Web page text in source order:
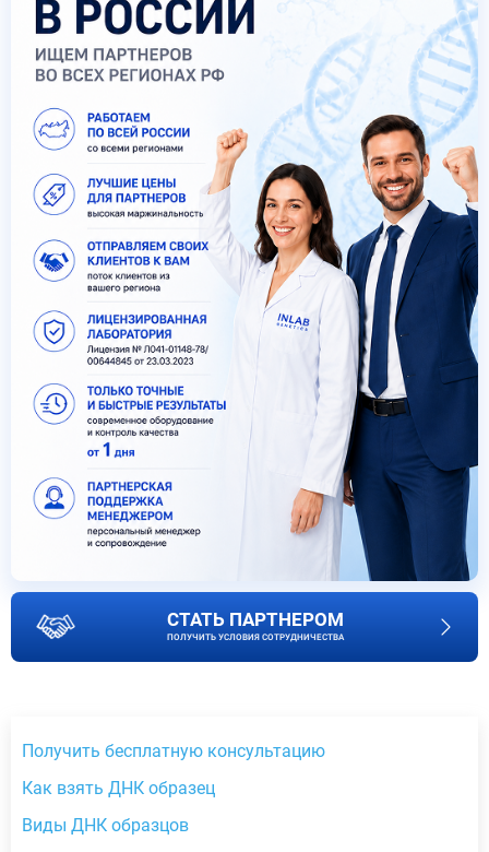
СТАТЬ ПАРТНЕРОМ
ПОЛУЧИТЬ УСЛОВИЯ СОТРУДНИЧЕСТВА
Получить бесплатную консультацию
Как взять ДНК образец
Виды ДНК образцов